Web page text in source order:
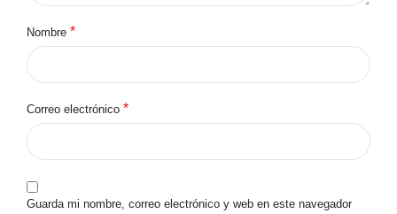
Nombre *
Correo electrónico *
Guarda mi nombre, correo electrónico y web en este navegador